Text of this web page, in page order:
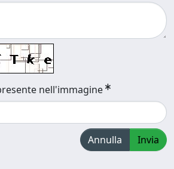
nell'immagine
Annulla Invia